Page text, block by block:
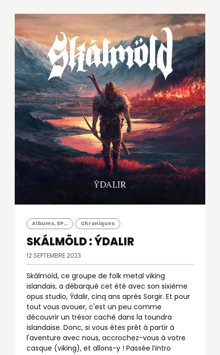
Albums, EP... Chroniques
SKÁLMÖLD : ÝDALIR
12 SEPTEMBRE 2023
Skálmöld, ce groupe de folk metal viking
islandais, a débarqué cet été avec son sixième
opus studio, Ýdalir, cinq ans après Sorgir. Et pour
tout vous avouer, c'est un peu comme
découvrir un trésor caché dans la toundra
islandaise. Donc, si vous êtes prêt à partir à
l'aventure avec nous, accrochez-vous à votre
casque (viking), et allons-y ! Passée l’intro